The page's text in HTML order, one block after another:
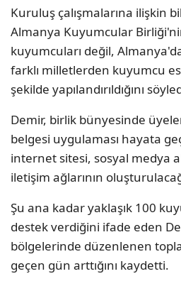
Kuruluş çalışmalarına ilişkin
Almanya Kuyumcular
kuyumcuları değil,
farklı milletlerden kuyumcu
şekilde yapılandırıldığını
Demir, birlik bünyesinde
belgesi uygulaması hayata
internet sitesi, sosyal medya
iletişim ağlarının
Şu ana kadar yaklaşık 100
destek verdiğini ifade eden
bölgelerinde düzenlenen
geçen gün arttığını kaydetti.